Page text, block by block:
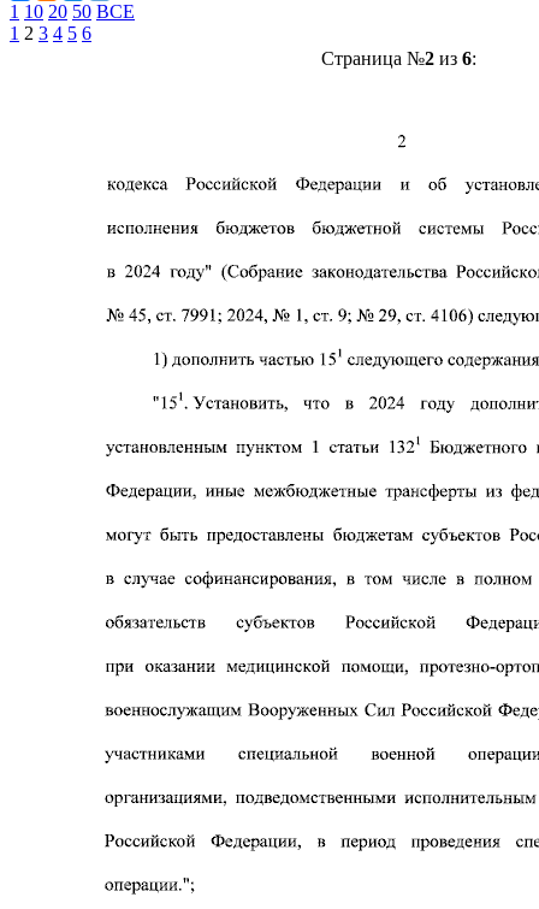
1 10 20 50 ВСЕ
1 2 3 4 5 6
Страница №2из 6: